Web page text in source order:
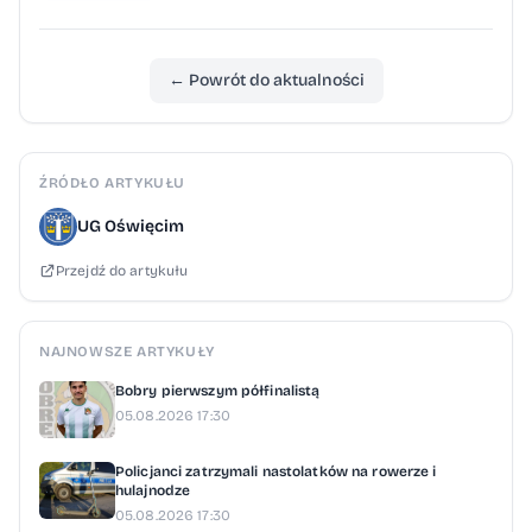
← Powrót do aktualności
ŹRÓDŁO ARTYKUŁU
UG Oświęcim
Przejdź do artykułu
NAJNOWSZE ARTYKUŁY
Bobry pierwszym półfinalistą
05.08.2026 17:30
Policjanci zatrzymali nastolatków na rowerze i
hulajnodze
05.08.2026 17:30